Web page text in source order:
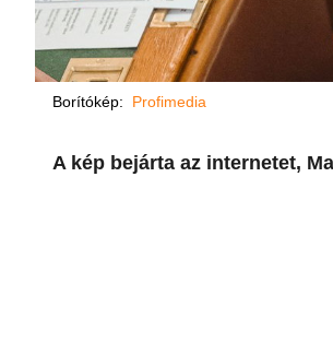
Borítókép: Profimedia
A kép bejárta az internetet,